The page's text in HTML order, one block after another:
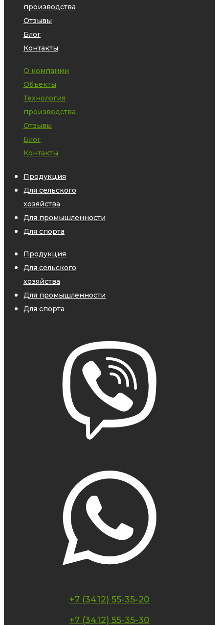
производства
Отзывы
Блог
Контакты
О компании
Объекты
Технология
производства
Отзывы
Блог
Контакты
Продукция
Для сельского
хозяйства
Для промышленности
Для спорта
Продукция
Для сельского
хозяйства
Для промышленности
Для спорта
+7 (3412) 55-35-20
+7 (3412) 55-35-30